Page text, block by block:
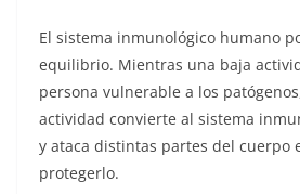
El sistema inmunológico humano
equilibrio. Mientras una baja
persona vulnerable a los
actividad convierte al sistema
y ataca distintas partes del cuerpo
protegerlo.